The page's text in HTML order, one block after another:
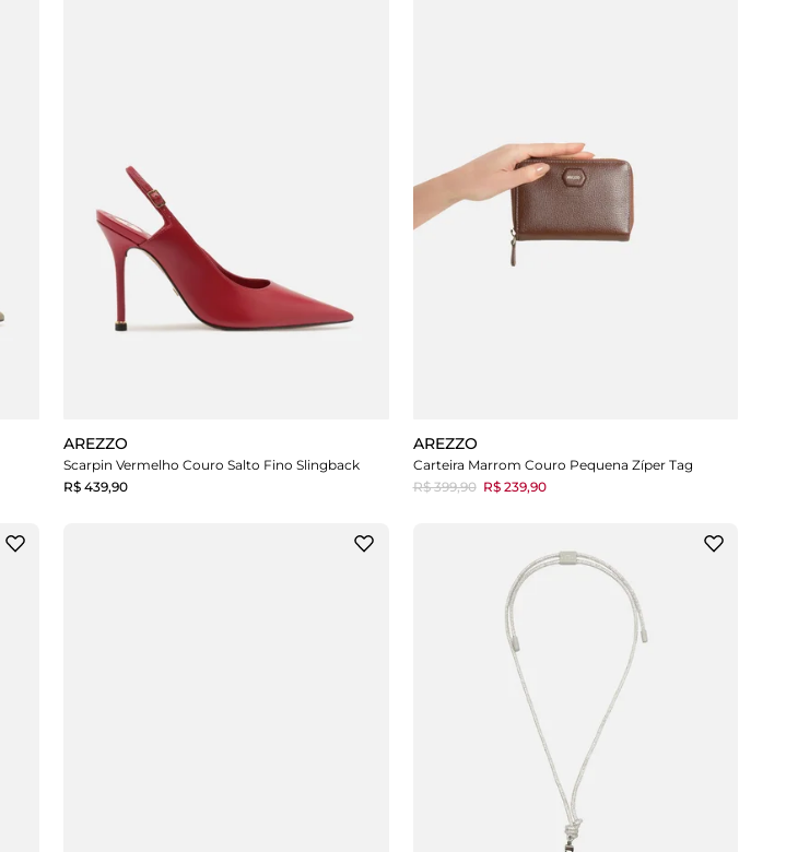
AREZZO
Scarpin Vermelho Couro Salto Fino Slingback
R$ 439,90
AREZZO
Carteira Marrom Couro Pequena Zíper Tag
R$ 399,90 R$ 239,90